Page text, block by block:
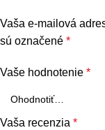
Vaša e-mailová
sú označené *
Vaše hodnotenie *
Vaša recenzia *